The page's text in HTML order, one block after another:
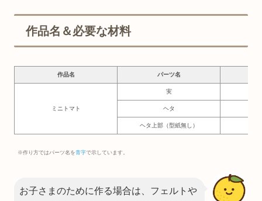
作品名＆必要な材料
作品名 パーツ名
ミニトマト
実
ヘタ
ヘタ上部（型紙無し）
※作り方ではパーツ名を青字で示しています。
お子さまのために作る場合は、フェルトや